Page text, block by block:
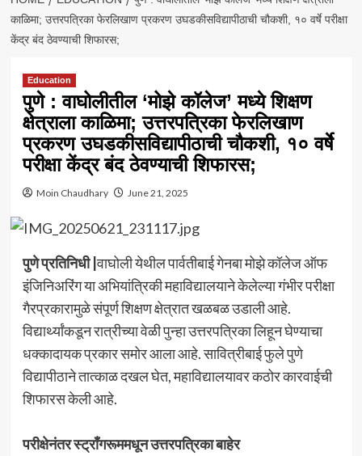
काळिमा; उत्तरपत्रिका फेरलिखाण प्रकरण उघडकीसविद्यापीठाची चौकशी, १० वर्षे परीक्षा
केंद्र बंद ठेवण्याची शिफारस;
Education
पुणे : वाघोलीतील ‘मोझे कॉलेज’ मध्ये शिक्षण
क्षेत्राला काळिमा; उत्तरपत्रिका फेरलिखाण
प्रकरण उघडकीसविद्यापीठाची चौकशी, १० वर्षे
परीक्षा केंद्र बंद ठेवण्याची शिफारस;
Moin Chaudhary June 21, 2025
पुणे प्रतिनिधी |वाघोली येथील पार्वतीबाई गेनबा मोझे कॉलेज ऑफ
इंजिनिअरिंग या अभियांत्रिकी महाविद्यालयाने केलेल्या गंभीर परीक्षा
गैरप्रकारामुळे संपूर्ण शिक्षण क्षेत्रात खळबळ उडाली आहे.
विद्यार्थ्यांकडून रात्रीच्या वेळी पुन्हा उत्तरपत्रिका लिहून घेण्याचा
धक्कादायक प्रकार समोर आला आहे. सावित्रीबाई फुले पुणे
विद्यापीठाने तात्काळ दखल घेत, महाविद्यालयावर कठोर कारवाईची
शिफारस केली आहे.
परीक्षेनंतर स्ट्रॉंगरूममधून उत्तरपत्रिका बाहेर